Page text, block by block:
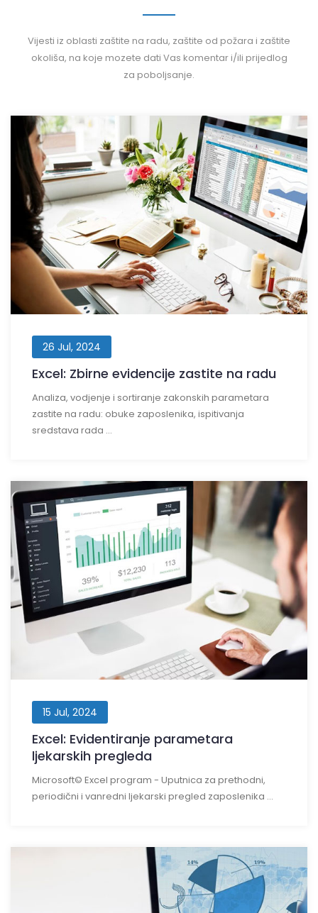
Vijesti iz oblasti zaštite na radu, zaštite od požara i zaštite
okoliša, na koje mozete dati Vas komentar i/ili prijedlog
za poboljsanje.
26 Jul, 2024
Excel: Zbirne evidencije zastite na radu
Analiza, vodjenje i sortiranje zakonskih parametara
zastite na radu: obuke zaposlenika, ispitivanja
sredstava rada ...
15 Jul, 2024
Excel: Evidentiranje parametara
ljekarskih pregleda
Microsoft© Excel program - Uputnica za prethodni,
periodični i vanredni ljekarski pregled zaposlenika ...